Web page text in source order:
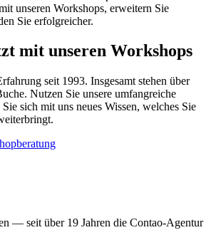
unseren Workshops, erweitern Sie
Sie erfolgreicher.
mit unseren Workshops
seit 1993. Insgesamt stehen über
Nutzen Sie unsere umfangreiche
sich mit uns neues Wissen, welches Sie
— seit über 19 Jahren die Contao-Agentur